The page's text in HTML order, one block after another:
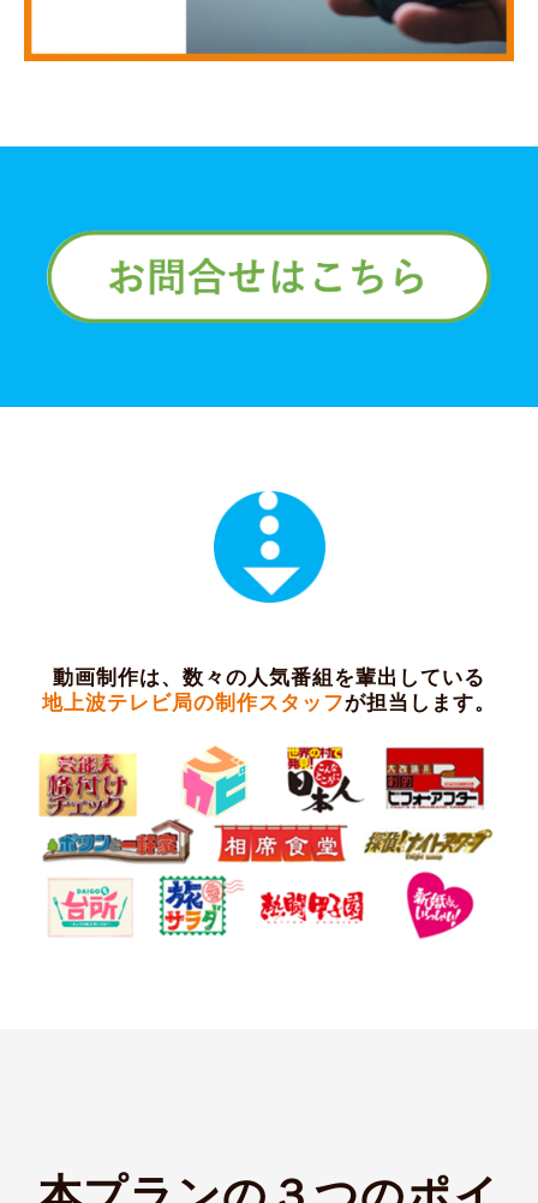
動画制作は、数々の人気番組を輩出している
地上波テレビ局の制作スタッフが担当します。